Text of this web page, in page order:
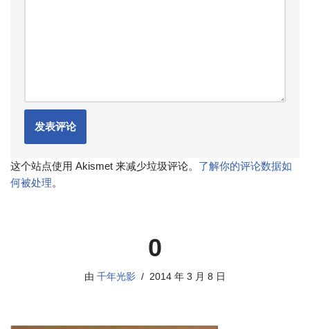
这个站点使用 Akismet 来减少垃圾评论。 了解你的评论数据如
何被处理。
0
由 千年光影 2014 年 3 月 8 日